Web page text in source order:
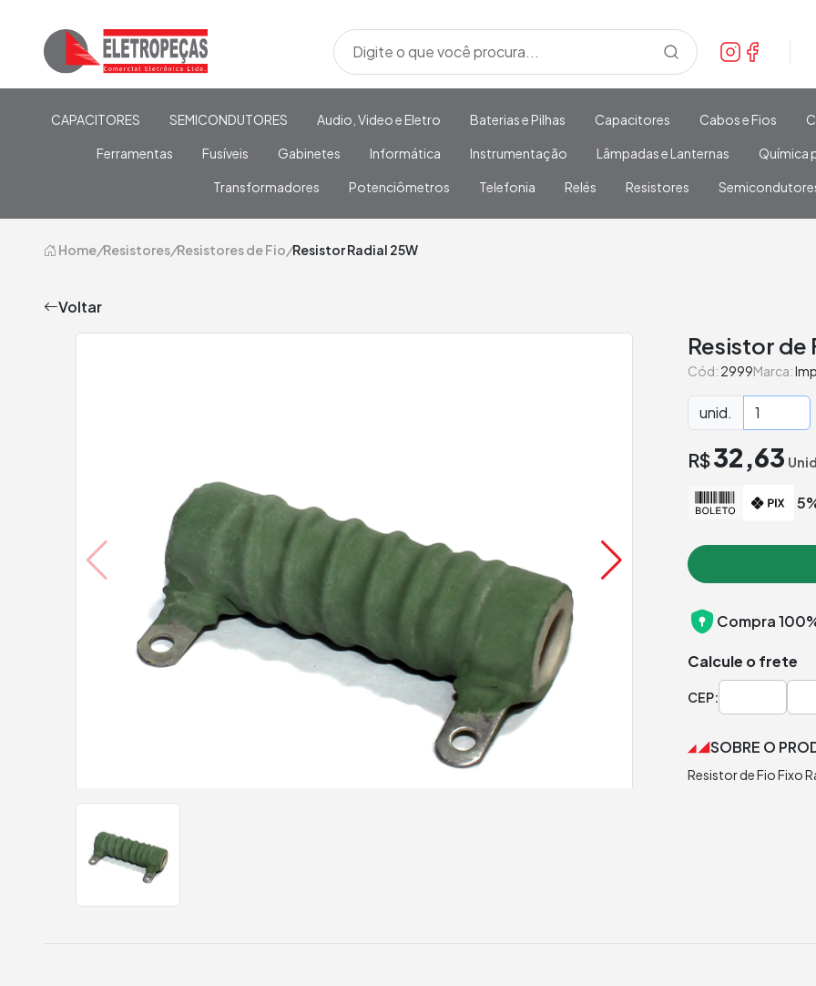
CAPACITORES SEMICONDUTORES Audio, Video e Eletro Baterias e Pilhas Capacitores Cabos e Fios
Ferramentas Fusíveis Gabinetes Informática Instrumentação Lâmpadas e Lanternas Química
Transformadores Potenciômetros Telefonia Relés Resistores
Home/Resistores/Resistores de Fio/Resistor Radial 25W
Voltar
Resistor de
Cód: 2999Marca:
unid.
R$32,63
Compra
Calcule o frete
CEP:
SOBRE O
Resistor de Fio Fixo